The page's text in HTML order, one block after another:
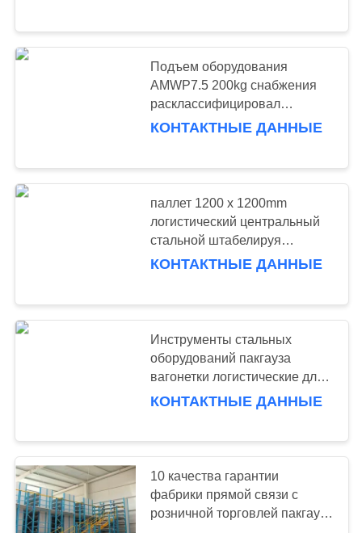
Драйв-ин поддонов
Стеллажи
Промышленные
57
инструмента
55
Подъем оборудования
AMWP7.5 200kg снабжения
расклассифицировал
платформу гидровлического
КОНТАКТНЫЕ ДАННЫЕ
паллет 1200 x 1200mm
логистический центральный
стальной штабелируя
гальванизированное
КОНТАКТНЫЕ ДАННЫЕ
Инструменты стальных
оборудований пакгауза
вагонетки логистические для
промышленного хранения
КОНТАКТНЫЕ ДАННЫЕ
10 качества гарантии
фабрики прямой связи с
розничной торговлей пакгауза